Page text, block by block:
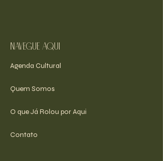
navegue aqui
Agenda Cultural
Quem Somos
O que Já Rolou por Aqui
Contato